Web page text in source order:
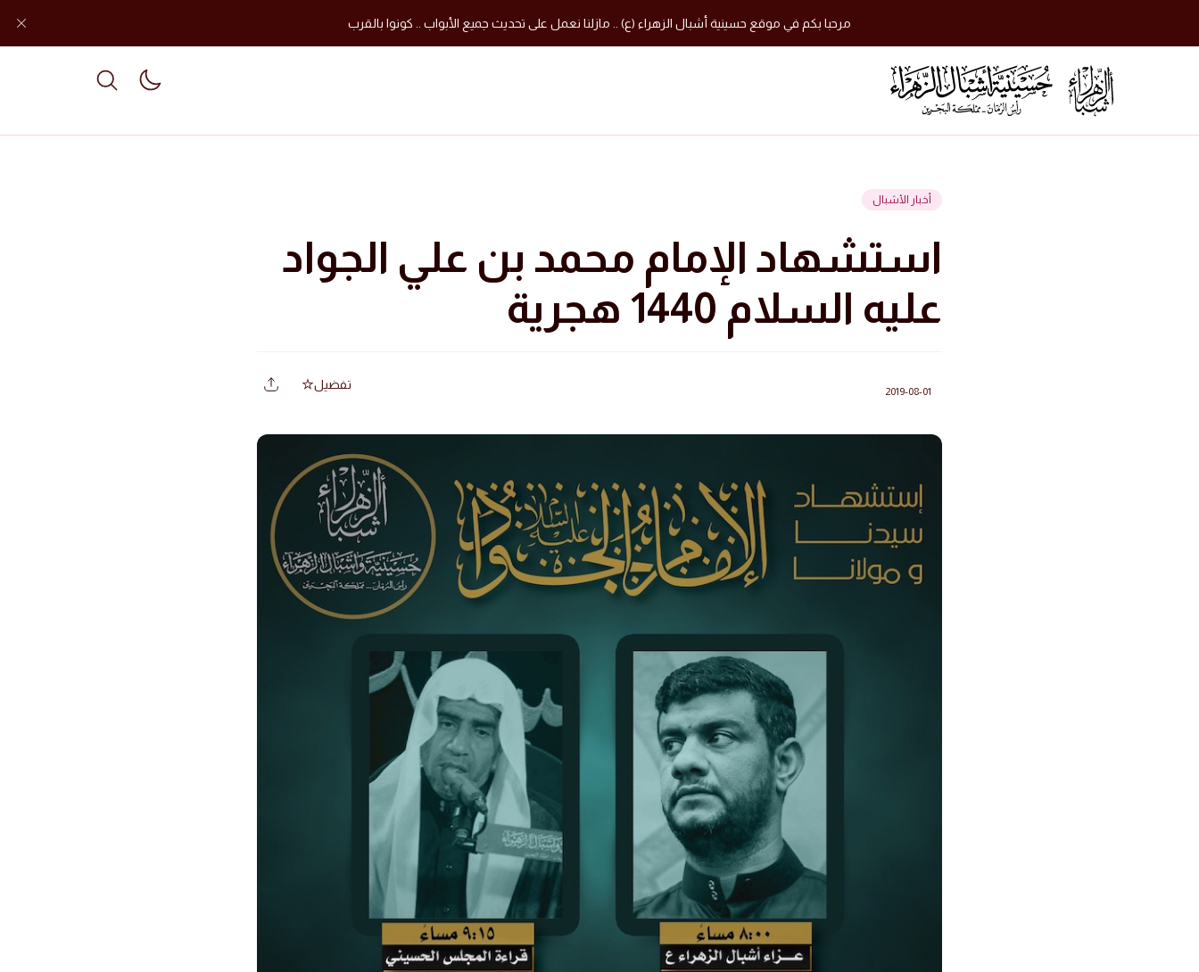
مرحبا بكم في موقع حسينية أشبال الزهراء (ع) .. مازلنا نعمل على تحديث جميع الأبواب .. كونوا بالقرب
dark mode
أخبار الأشبال
استشهاد الإمام محمد بن علي الجواد
عليه السلام 1440 هجرية
2019-08-01 تفضيل